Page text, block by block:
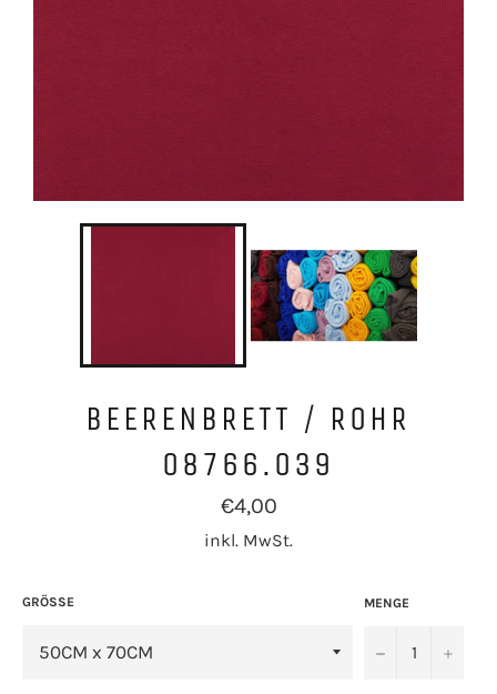
BEERENBRETT / ROHR
08766.039
Normaler
Preis
€4,00
inkl. MwSt.
GRÖSSE MENGE
− +